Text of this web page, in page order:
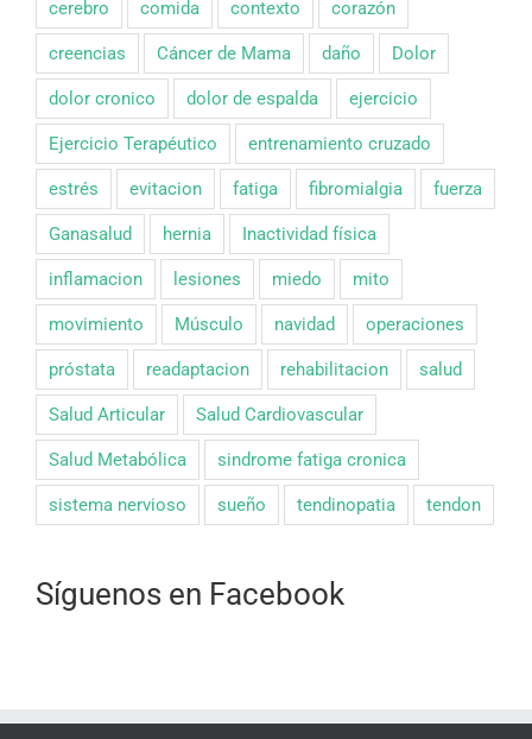
cerebro comida contexto corazón
creencias Cáncer de Mama daño Dolor
dolor cronico dolor de espalda ejercicio
Ejercicio Terapéutico entrenamiento cruzado
estrés evitacion fatiga fibromialgia fuerza
Ganasalud hernia Inactividad física
inflamacion lesiones miedo mito
movimiento Músculo navidad operaciones
próstata readaptacion rehabilitacion salud
Salud Articular Salud Cardiovascular
Salud Metabólica sindrome fatiga cronica
sistema nervioso sueño tendinopatia tendon
Síguenos en Facebook